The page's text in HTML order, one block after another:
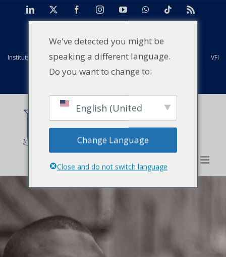
LinkedIn FacebookInstagramYouTubeWhatsAppTiktok
Instituts mondiaux Strathmore Anciens élèves Installations VFI
We've detected you might be
speaking a different language.
Do you want to change to:
English (United
States)
Change Language
Close and do not switch language